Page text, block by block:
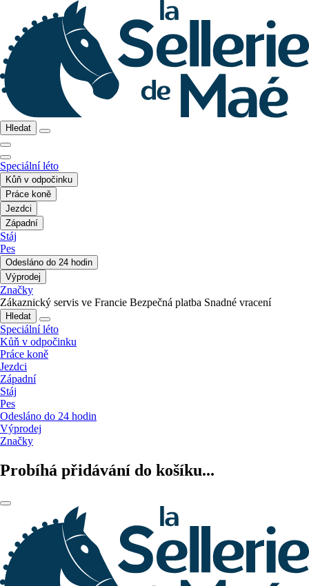
Hledat
Speciální léto
Kůň v odpočinku
Práce koně
Jezdci
Západní
Stáj
Pes
Odesláno do 24 hodin
Výprodej
Značky
Zákaznický servis ve Francie Bezpečná platba Snadné vracení
Hledat
Speciální léto
Kůň v odpočinku
Práce koně
Jezdci
Západní
Stáj
Pes
Odesláno do 24 hodin
Výprodej
Značky
Probíhá přidávání do košíku...